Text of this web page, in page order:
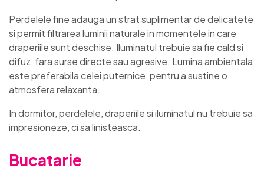
Perdelele fine adauga un strat suplimentar de delicatete
si permit filtrarea luminii naturale in momentele in care
draperiile sunt deschise. Iluminatul trebuie sa fie cald si
difuz, fara surse directe sau agresive. Lumina ambientala
este preferabila celei puternice, pentru a sustine o
atmosfera relaxanta.
In dormitor, perdelele, draperiile si iluminatul nu trebuie sa
impresioneze, ci sa linisteasca.
Bucatarie